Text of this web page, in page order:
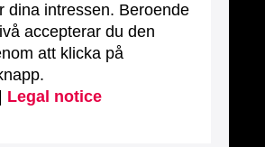
dina intressen. Beroende
accepterar du den
att klicka på
Legal notice